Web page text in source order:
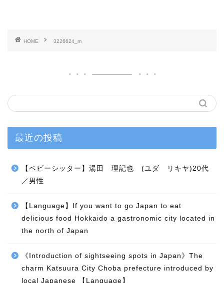
HOME 3226624_m
最近の投稿
【ベビーシッター】湯田 理記也 (ユダ リキヤ)20代
／男性
【Language】If you want to go Japan to eat
delicious food Hokkaido a gastronomic city located in
the north of Japan
《Introduction of sightseeing spots in Japan》The
charm Katsuura City Choba prefecture introduced by
local Japanese 【Language】